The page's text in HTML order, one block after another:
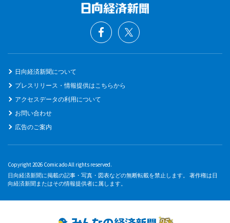
日向経済新聞について
プレスリリース・情報提供はこちらから
アクセスデータの利用について
お問い合わせ
広告のご案内
Copyright 2026 Comicado All rights reserved.
日向経済新聞に掲載の記事・写真・図表などの無断転載を禁止します。 著作権は日
向経済新聞またはその情報提供者に属します。